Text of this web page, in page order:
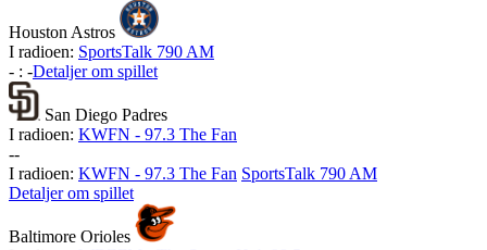
Houston Astros
I radioen: SportsTalk 790 AM
- : -Detaljer om spillet
San Diego Padres
I radioen: KWFN - 97.3 The Fan
--
I radioen: KWFN - 97.3 The Fan SportsTalk 790 AM
Detaljer om spillet
Baltimore Orioles